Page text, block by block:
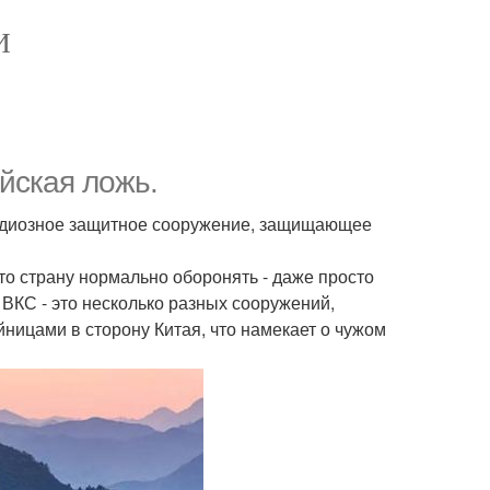
ложь.
защитное сооружение, защищающее
страну нормально оборонять - даже просто
- это несколько разных сооружений,
в сторону Китая, что намекает о чужом